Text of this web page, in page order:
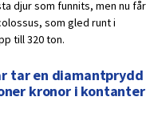
djur som funnits, men nu får
som gled runt i
till 320 ton.
tar en diamantprydd
kronor i kontanter